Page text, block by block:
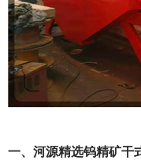
一、河源精选钨精矿干